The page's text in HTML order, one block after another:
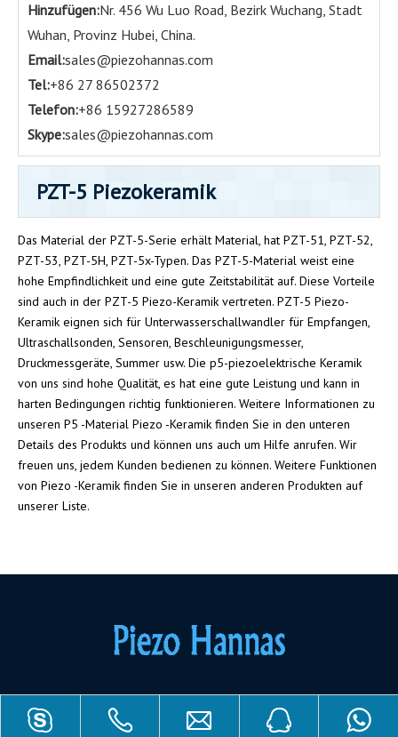
Hinzufügen:Nr. 456 Wu Luo Road, Bezirk Wuchang, Stadt
Wuhan, Provinz Hubei, China.
Email:sales@piezohannas.com
Tel:+86 27 86502372
Telefon:+86 15927286589
Skype:sales@piezohannas.com
PZT-5 Piezokeramik
Das Material der PZT-5-Serie erhält Material, hat PZT-51, PZT-52,
PZT-53, PZT-5H, PZT-5x-Typen. Das PZT-5-Material weist eine
hohe Empfindlichkeit und eine gute Zeitstabilität auf. Diese Vorteile
sind auch in der PZT-5 Piezo-Keramik vertreten. PZT-5 Piezo-
Keramik eignen sich für Unterwasserschallwandler für Empfangen,
Ultraschallsonden, Sensoren, Beschleunigungsmesser,
Druckmessgeräte, Summer usw. Die p5-piezoelektrische Keramik
von uns sind hohe Qualität, es hat eine gute Leistung und kann in
harten Bedingungen richtig funktionieren. Weitere Informationen zu
unseren P5 -Material Piezo -Keramik finden Sie in den unteren
Details des Produkts und können uns auch um Hilfe anrufen. Wir
freuen uns, jedem Kunden bedienen zu können. Weitere Funktionen
von Piezo -Keramik finden Sie in unseren anderen Produkten auf
unserer Liste.
Piezo Hannas (WuHan) Tech Co,.Ltd ist eine professionelle